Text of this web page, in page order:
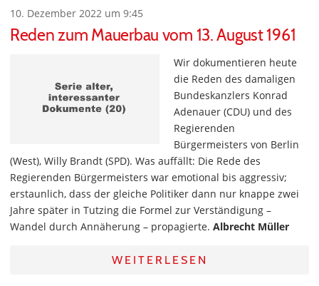
10. Dezember 2022 um 9:45
Reden zum Mauerbau vom 13. August 1961
Wir dokumentieren heute
die Reden des damaligen
Bundeskanzlers Konrad
Adenauer (CDU) und des
Regierenden
Bürgermeisters von Berlin
(West), Willy Brandt (SPD). Was auffällt: Die Rede des
Regierenden Bürgermeisters war emotional bis aggressiv;
erstaunlich, dass der gleiche Politiker dann nur knappe zwei
Jahre später in Tutzing die Formel zur Verständigung –
Wandel durch Annäherung – propagierte. Albrecht Müller
WEITERLESEN